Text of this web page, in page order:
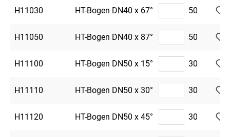
H11030 HT-Bogen DN40 x 67° 50
H11050 HT-Bogen DN40 x 87° 50
H11100 HT-Bogen DN50 x 15° 30
H11110 HT-Bogen DN50 x 30° 30
H11120 HT-Bogen DN50 x 45° 30